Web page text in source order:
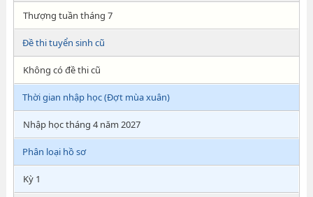
Thượng tuần tháng 7
Đề thi tuyển sinh cũ
Không có đề thi cũ
Thời gian nhập học (Đợt mùa xuân)
Nhập học tháng 4 năm 2027
Phân loại hồ sơ
Kỳ 1